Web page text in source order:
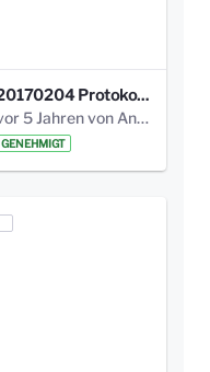
20170204 Protokoll Workshop 2 Promenade Schloßstraße .pdf
vor 5 Jahren von Anni Schlumberger
GENEHMIGT